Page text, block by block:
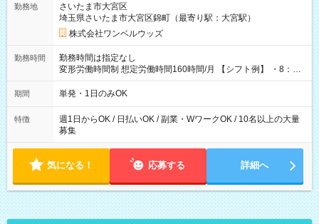
勤務地
さいたま市大宮区
埼玉県さいたま市大宮区錦町（最寄り駅：大宮駅）
株式会社ワンベルウッズ
勤務時間
勤務時間は指定なし
変形労働時間制 想定労働時間160時間/月 【シフト例】 ・8：00
～21：00
期間 単発・1日のみOK
特徴
週1日からOK / 日払いOK / 副業・WワークOK / 10名以上の大量
募集
気になる！ 応募する 詳細へ